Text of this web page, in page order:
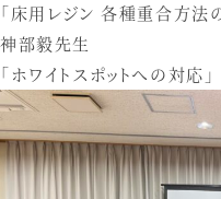
「床用レジン 各種重合方法
神部毅先生
「ホワイトスポットへの対応」